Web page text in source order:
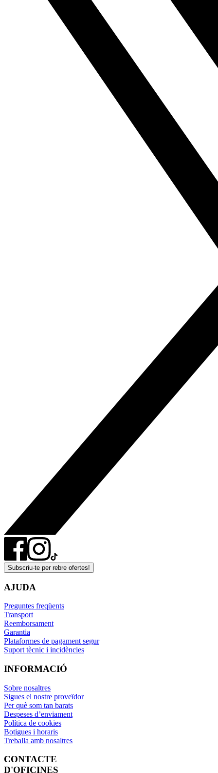
Subscriu-te per rebre ofertes!
AJUDA
Preguntes freqüents
Transport
Reemborsament
Garantia
Plataformes de pagament segur
Suport tècnic i incidències
INFORMACIÓ
Sobre nosaltres
Sigues el nostre proveïdor
Per què som tan barats
Despeses d’enviament
Política de cookies
Botigues i horaris
Treballa amb nosaltres
CONTACTE
D'OFICINES